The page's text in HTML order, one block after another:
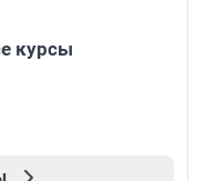
курсы